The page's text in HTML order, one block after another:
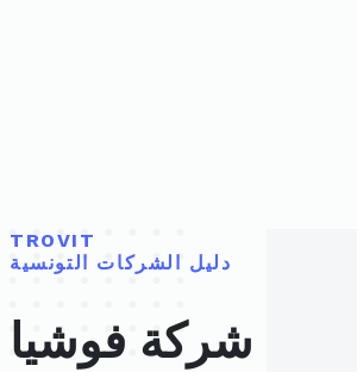
TROVIT
دليل الشركات التونسية
شركة فوشيا